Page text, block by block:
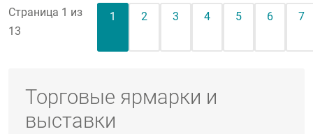
Страница 1 из
13
Текущая страница
1 Page
2 Page
3 Page
4 Page
5 Page
6 7
Торговые ярмарки и
выставки